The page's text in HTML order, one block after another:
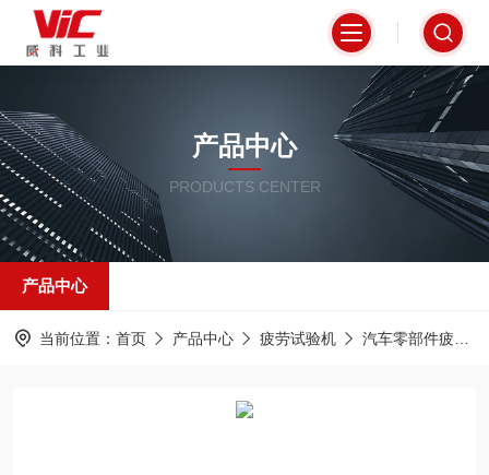
产品中心
PRODUCTS CENTER
产品中心
当前位置： 首页 产品中心 疲劳试验机 汽车零部件疲劳性能测试